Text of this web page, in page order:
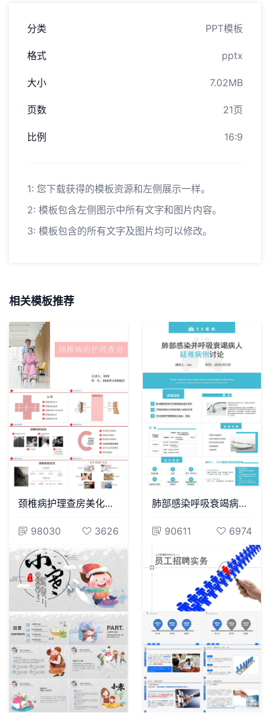
分类 PPT模板
格式 pptx
大小 7.02MB
页数 21页
比例 16:9
1: 您下载获得的模板资源和左侧展示一样。
2: 模板包含左侧图示中所有文字和图片内容。
3: 模板包含的所有文字及图片均可以修改。
相关模板推荐
颈椎病护理查房美化PPT
98030 3626
肺部感染呼吸衰竭病例讨论PPT
90611 6974